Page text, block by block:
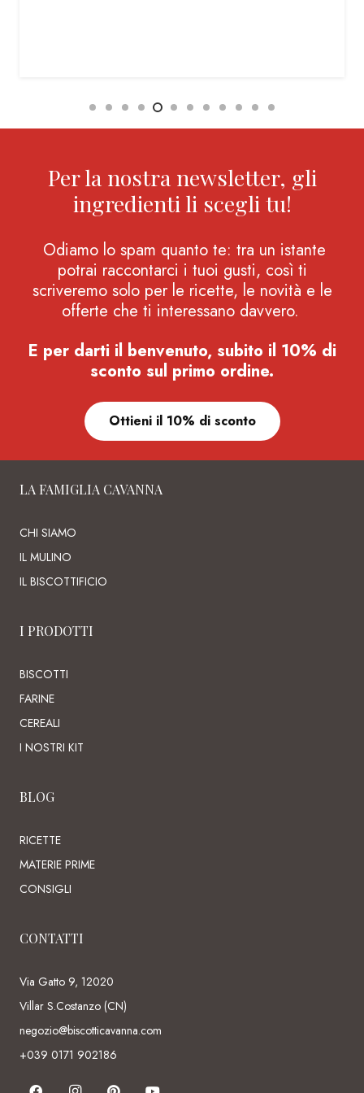
Per la nostra newsletter, gli
ingredienti li scegli tu!
Odiamo lo spam quanto te: tra un istante
potrai raccontarci i tuoi gusti, così ti
scriveremo solo per le ricette, le novità e le
offerte che ti interessano davvero.
E per darti il benvenuto, subito il 10% di
sconto sul primo ordine.
Ottieni il 10% di sconto
LA FAMIGLIA CAVANNA
CHI SIAMO
IL MULINO
IL BISCOTTIFICIO
I PRODOTTI
BISCOTTI
FARINE
CEREALI
I NOSTRI KIT
BLOG
RICETTE
MATERIE PRIME
CONSIGLI
CONTATTI
Via Gatto 9, 12020
Villar S.Costanzo (CN)
negozio@biscotticavanna.com
+039 0171 902186